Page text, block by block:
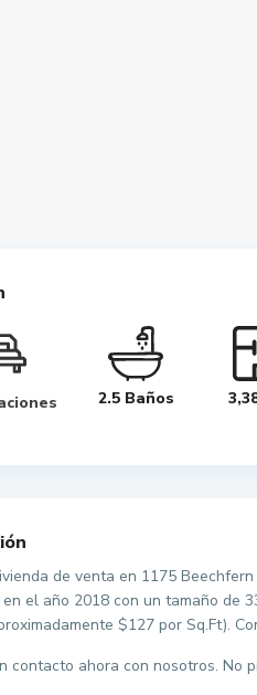
2.5 Baños
de venta en 1175
el año 2018 con un tamaño de
$127 por Sq.Ft).
contacto ahora con nosotros. No